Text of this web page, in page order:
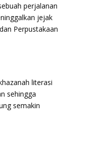
perjalanan
jejak
Perpustakaan
literasi
sehingga
semakin